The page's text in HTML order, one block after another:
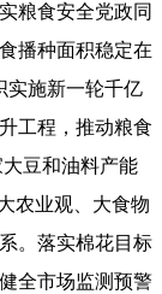
粮食安全党政同
播种面积稳定在
实施新一轮千亿
工程，推动粮食
豆和油料产能
农业观、大食物
。落实棉花目标
全市场监测预警